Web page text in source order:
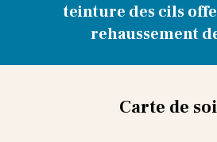
teinture des cils
rehaussement
Carte de